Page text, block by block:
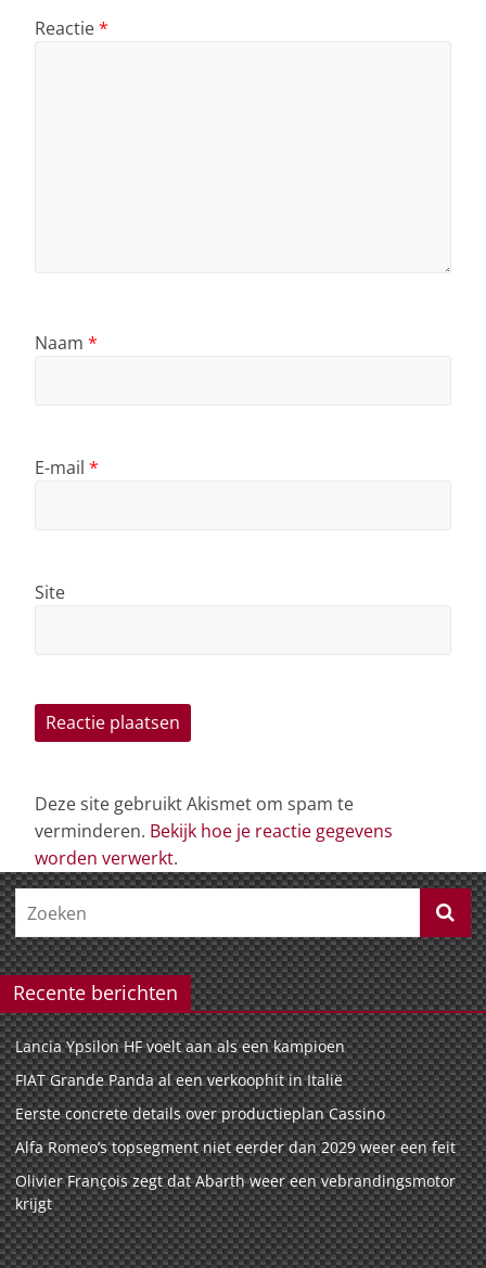
Reactie*
Naam *
E-mail *
Site
Deze site gebruikt Akismet om spam te
verminderen. Bekijk hoe je reactie gegevens
worden verwerkt.
Recente berichten
Lancia Ypsilon HF voelt aan als een kampioen
FIAT Grande Panda al een verkoophit in Italië
Eerste concrete details over productieplan Cassino
Alfa Romeo’s topsegment niet eerder dan 2029 weer een feit
Olivier François zegt dat Abarth weer een vebrandingsmotor
krijgt